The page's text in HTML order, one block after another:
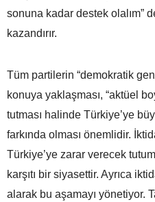
sonuna kadar destek olalım”
kazandırır.
Tüm partilerin “demokratik
konuya yaklaşması, “aktüel
tutması halinde Türkiye’ye
farkında olması önemlidir.
Türkiye’ye zarar verecek
karşıtı bir siyasettir. Ayrıca
alarak bu aşamayı yönetiyor.